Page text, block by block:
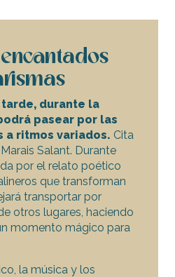
durante la
pasear por las
a ritmos variados. Cita
Salant. Durante
por el relato poético
que transforman
transportar por
otros lugares, haciendo
momento mágico para
la música y los